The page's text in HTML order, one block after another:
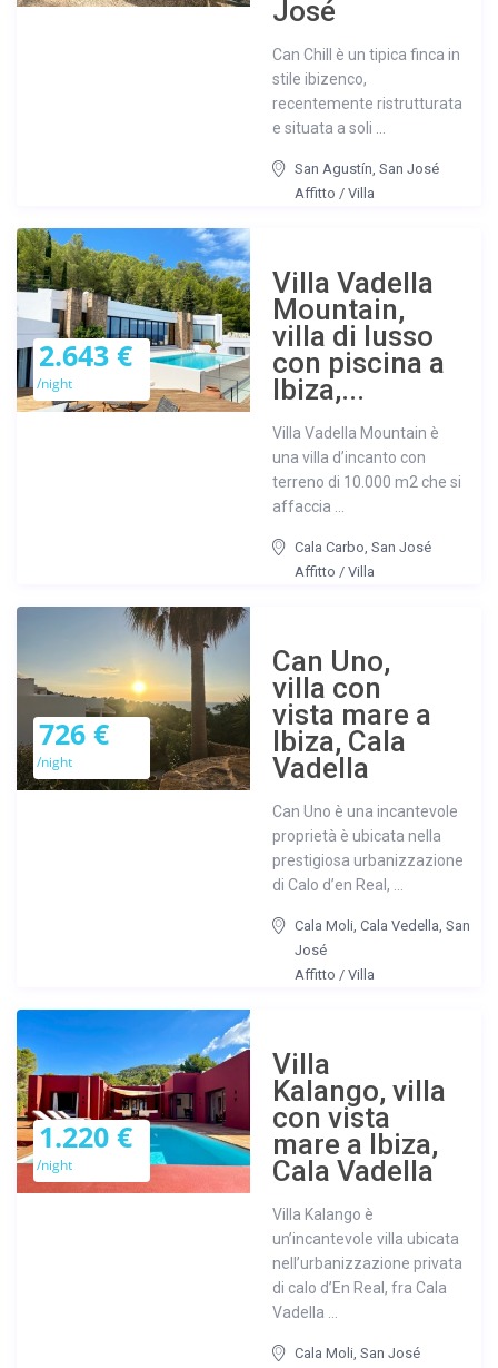
José
Can Chill è un tipica finca in
stile ibizenco,
recentemente ristrutturata
e situata a soli ...
San Agustín,San José
Affitto /Villa
2.643 €
/night
Villa Vadella
Mountain,
villa di lusso
con piscina a
Ibiza,...
Villa Vadella Mountain è
una villa d’incanto con
terreno di 10.000 m2 che si
affaccia ...
Cala Carbo,San José
Affitto /Villa
726 €
/night
Can Uno,
villa con
vista mare a
Ibiza, Cala
Vadella
Can Uno è una incantevole
proprietà è ubicata nella
prestigiosa urbanizzazione
di Calo d’en Real, ...
Cala Moli,Cala Vedella,San
José
Affitto /Villa
1.220 €
/night
Villa
Kalango, villa
con vista
mare a Ibiza,
Cala Vadella
Villa Kalango è
un’incantevole villa ubicata
nell’urbanizzazione privata
di calo d’En Real, fra Cala
Vadella ...
Cala Moli,San José